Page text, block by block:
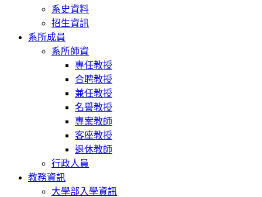
系史資料
招生資訊
系所成員
系所師資
專任教授
合聘教授
兼任教授
名譽教授
專案教師
客座教授
退休教師
行政人員
教務資訊
大學部入學資訊